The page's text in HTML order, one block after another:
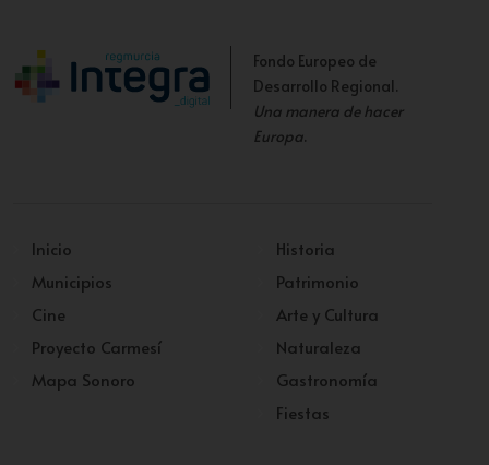
Fondo Europeo de
Desarrollo Regional.
Una manera de hacer
Europa.
Inicio
Municipios
Cine
Proyecto Carmesí
Mapa Sonoro
Historia
Patrimonio
Arte y Cultura
Naturaleza
Gastronomía
Fiestas